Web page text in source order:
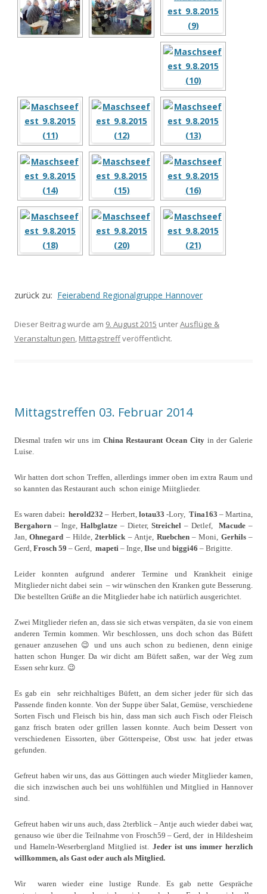
zurück zu: Feierabend Regionalgruppe Hannover
Dieser Beitrag wurde am 9. August 2015 unterAusflüge &
Veranstaltungen, Mittagstreffveröffentlicht.
Mittagstreffen 03. Februar 2014
Diesmal trafen wir uns im China Restaurant Ocean Cityin der Galerie
Luise.
Wir hatten dort schon Treffen, allerdings immer oben im extra Raum und
so kannten das Restaurant auch schon einige Miitglieder.
Es waren dabei: herold232 – Herbert, lotau33 -Lory, Tina163 – Martina,
Bergahorn – Inge, Halbglatze – Dieter, Streichel – Detlef, Macude –
Jan,Ohnegard – Hilde,2terblick – Antje, Ruebchen– Moni, Gerhils–
Gerd, Frosch 59 – Gerd, mapeti – Inge, Ilse und biggi46 – Brigitte.
Leider konnten aufgrund anderer Termine und Krankheit einige
Mitglieder nicht dabei sein – wir wünschen den Kranken gute Besserung.
Die bestellten Grüße an die Mitglieder habe ich natürlich ausgerichtet.
Zwei Mitglieder riefen an, dass sie sich etwas verspäten, da sie von einem
anderen Termin kommen. Wir beschlossen, uns doch schon das Büfett
genauer anzusehen 😉 und uns auch schon zu bedienen, denn einige
hatten schon Hunger. Da wir dicht am Büfett saßen, war der Weg zum
Essen sehr kurz. 😉
Es gab ein sehr reichhaltiges Büfett, an demsicher jeder für sich das
Passende finden konnte. Von der Suppe über Salat, Gemüse, verschiedene
Sorten Fisch und Fleisch bis hin, dass man sich auch Fisch oder Fleisch
ganz frisch braten oder grillen lassen konnte. Auch beim Dessert von
verschiedenen Eissorten, über Götterspeise, Obst usw. hat jeder etwas
gefunden.
Gefreut haben wir uns, das aus Göttingen auch wieder Mitglieder kamen,
die sich inzwischen auch bei uns wohlfühlen und Mitglied in Hannover
sind.
Gefreut haben wir uns auch, dass 2terblick – Antje auch wieder dabei war,
genauso wie über die Teilnahme von Frosch59 – Gerd, der in Hildesheim
und Hameln-WeserberglandMitgliedist. Jeder ist uns immer herzlich
willkommen, als Gast oder auch als Mitglied.
Wir
waren wieder eine lustige Runde. Es gab nette Gespräche